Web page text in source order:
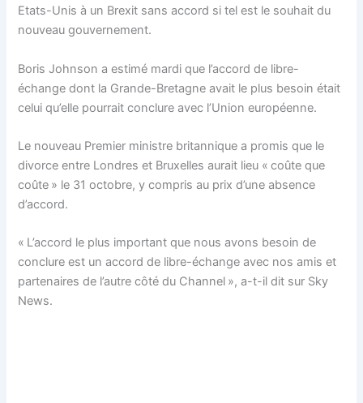
Etats-Unis à un Brexit sans accord si tel est le souhait du
nouveau gouvernement.
Boris Johnson a estimé mardi que l’accord de libre-
échange dont la Grande-Bretagne avait le plus besoin était
celui qu’elle pourrait conclure avec l’Union européenne.
Le nouveau Premier ministre britannique a promis que le
divorce entre Londres et Bruxelles aurait lieu « coûte que
coûte » le 31 octobre, y compris au prix d’une absence
d’accord.
« L’accord le plus important que nous avons besoin de
conclure est un accord de libre-échange avec nos amis et
partenaires de l’autre côté du Channel », a-t-il dit sur Sky
News.